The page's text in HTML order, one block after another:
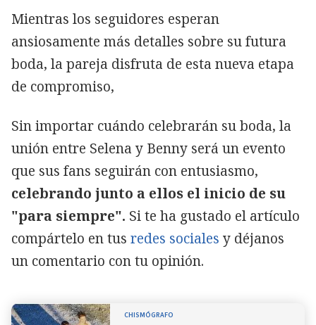
Mientras los seguidores esperan
ansiosamente más detalles sobre su futura
boda, la pareja disfruta de esta nueva etapa
de compromiso,
Sin importar cuándo celebrarán su boda, la
unión entre Selena y Benny será un evento
que sus fans seguirán con entusiasmo,
celebrando junto a ellos el inicio de su
"para siempre". Si te ha gustado el artículo
compártelo en tus redes sociales y déjanos
un comentario con tu opinión.
CHISMÓGRAFO